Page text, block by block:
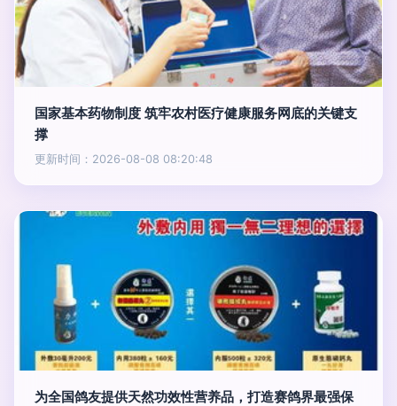
国家基本药物制度 筑牢农村医疗健康服务网底的关键支
撑
更新时间：2026-08-08 08:20:48
为全国鸽友提供天然功效性营养品，打造赛鸽界最强保